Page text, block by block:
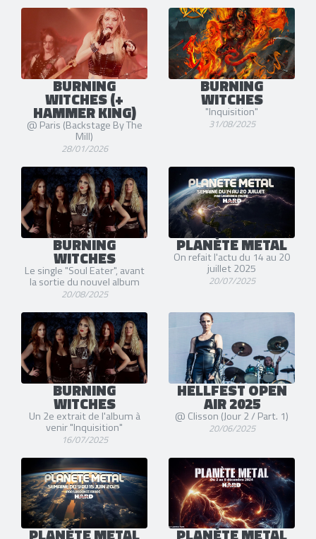
BURNING
WITCHES (+
HAMMER KING)
@ Paris (Backstage By The
Mill)
28/01/2026
BURNING
WITCHES
"Inquisition"
31/08/2025
BURNING
WITCHES
Le single "Soul Eater", avant
la sortie du nouvel album
20/08/2025
PLANÈTE METAL
On refait l'actu du 14 au 20
juillet 2025
20/07/2025
BURNING
WITCHES
Un 2e extrait de l'album à
venir "Inquisition"
16/07/2025
HELLFEST OPEN
AIR 2025
@ Clisson (Jour 2 / Part. 1)
20/06/2025